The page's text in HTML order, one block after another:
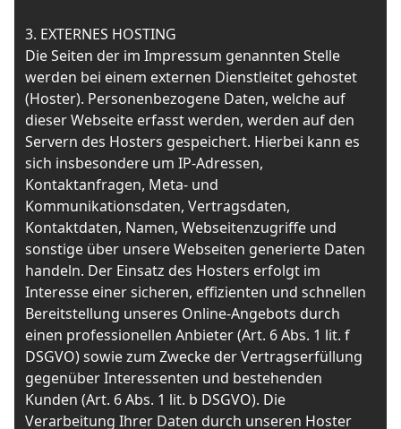
3. EXTERNES HOSTING
Die Seiten der im Impressum genannten Stelle
werden bei einem externen Dienstleitet gehostet
(Hoster). Personenbezogene Daten, welche auf
dieser Webseite erfasst werden, werden auf den
Servern des Hosters gespeichert. Hierbei kann es
sich insbesondere um IP-Adressen,
Kontaktanfragen, Meta- und
Kommunikationsdaten, Vertragsdaten,
Kontaktdaten, Namen, Webseitenzugriffe und
sonstige über unsere Webseiten generierte Daten
handeln. Der Einsatz des Hosters erfolgt im
Interesse einer sicheren, effizienten und schnellen
Bereitstellung unseres Online-Angebots durch
einen professionellen Anbieter (Art. 6 Abs. 1 lit. f
DSGVO) sowie zum Zwecke der Vertragserfüllung
gegenüber Interessenten und bestehenden
Kunden (Art. 6 Abs. 1 lit. b DSGVO). Die
Verarbeitung Ihrer Daten durch unseren Hoster